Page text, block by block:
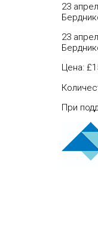
23
23
Цена:
При